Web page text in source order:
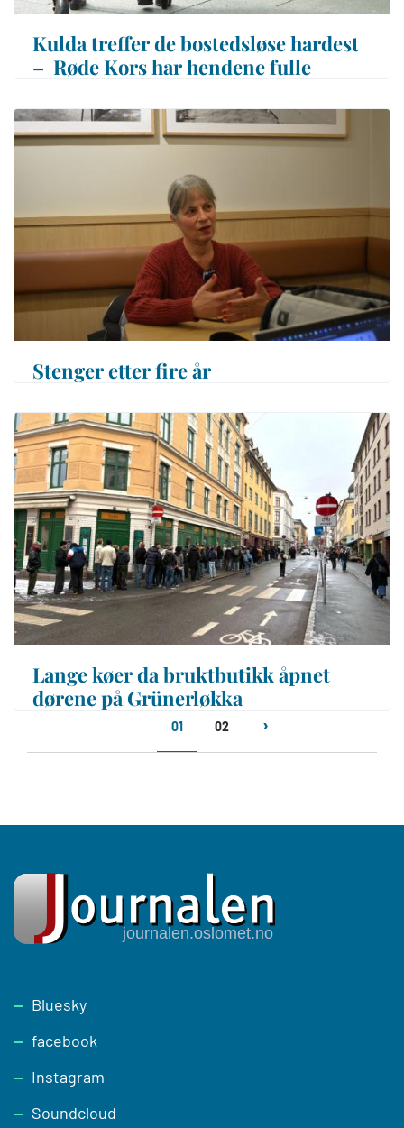
Kulda treffer de bostedsløse hardest
– Røde Kors har hendene fulle
Stenger etter fire år
Lange køer da bruktbutikk åpnet
dørene på Grünerløkka
01 02
Footer
Bluesky
facebook
Instagram
Soundcloud